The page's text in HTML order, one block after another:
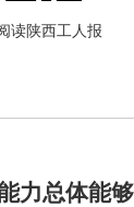
读陕西工人报
力总体能